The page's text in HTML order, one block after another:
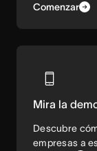
Comenzar
Mira la
Descubre
empresas a